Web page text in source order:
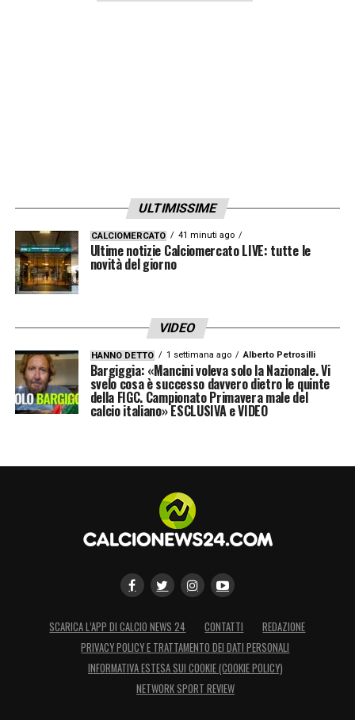
ULTIMISSIME
CALCIOMERCATO 41 minuti ago
Ultime notizie Calciomercato LIVE: tutte le
novità del giorno
VIDEO
HANNO DETTO 1 settimana ago Alberto Petrosilli
Bargiggia: «Mancini voleva solo la Nazionale. Vi
svelo cosa è successo davvero dietro le quinte
della FIGC. Campionato Primavera male del
calcio italiano» ESCLUSIVA e VIDEO
SCARICA L’APP DI CALCIO NEWS 24 CONTATTI
REDAZIONE
PRIVACY POLICY E TRATTAMENTO DEI DATI PERSONALI
INFORMATIVA ESTESA SUI COOKIE (COOKIE POLICY)
NETWORK SPORT REVIEW